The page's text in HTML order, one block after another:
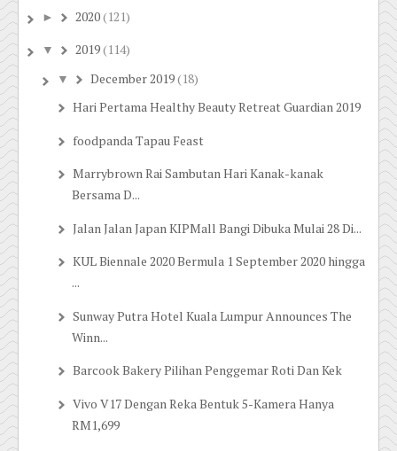
► 2020(121)
▼ 2019(114)
▼ December 2019(18)
Hari Pertama Healthy Beauty Retreat Guardian 2019
foodpanda Tapau Feast
Marrybrown Rai Sambutan Hari Kanak-kanak
Bersama D...
Jalan Jalan Japan KIPMall Bangi Dibuka Mulai 28 Di...
KUL Biennale 2020 Bermula 1 September 2020 hingga
...
Sunway Putra Hotel Kuala Lumpur Announces The
Winn...
Barcook Bakery Pilihan Penggemar Roti Dan Kek
Vivo V17 Dengan Reka Bentuk 5-Kamera Hanya
RM1,699